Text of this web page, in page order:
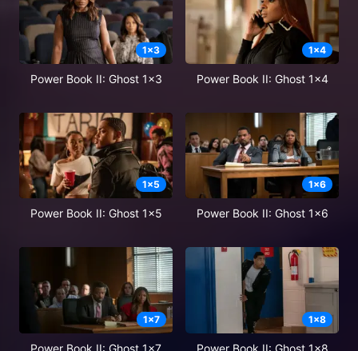
1x3
Power Book II: Ghost 1x3
1x4
Power Book II: Ghost 1x4
1x5
Power Book II: Ghost 1x5
1x6
Power Book II: Ghost 1x6
1x7
Power Book II: Ghost 1x7
1x8
Power Book II: Ghost 1x8